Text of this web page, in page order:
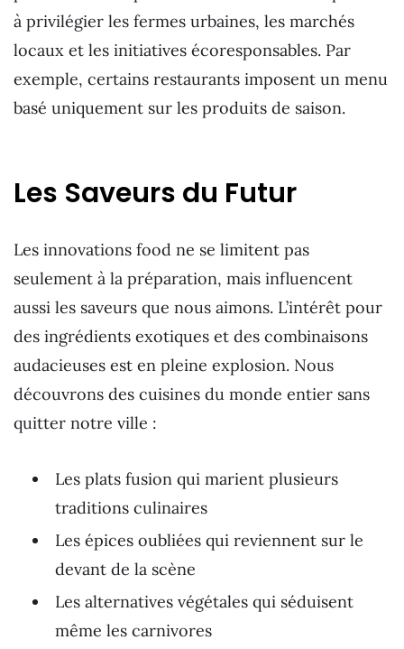
à privilégier les fermes urbaines, les marchés
locaux et les initiatives écoresponsables. Par
exemple, certains restaurants imposent un menu
basé uniquement sur les produits de saison.
Les Saveurs du Futur
Les innovations food ne se limitent pas
seulement à la préparation, mais influencent
aussi les saveurs que nous aimons. L’intérêt pour
des ingrédients exotiques et des combinaisons
audacieuses est en pleine explosion. Nous
découvrons des cuisines du monde entier sans
quitter notre ville :
Les plats fusion qui marient plusieurs
traditions culinaires
Les épices oubliées qui reviennent sur le
devant de la scène
Les alternatives végétales qui séduisent
même les carnivores